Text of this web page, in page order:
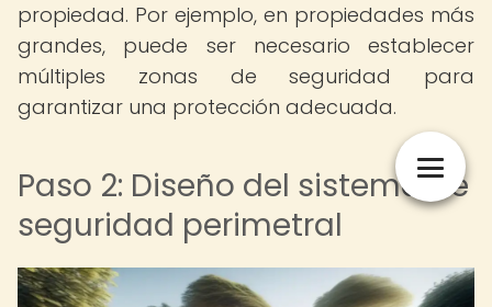
propiedad. Por ejemplo, en propiedades más
grandes, puede ser necesario establecer
múltiples zonas de seguridad para
garantizar una protección adecuada.
Paso 2: Diseño del sistema de
seguridad perimetral